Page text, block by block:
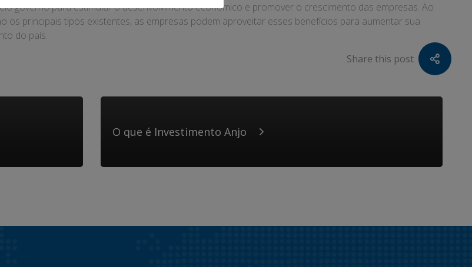
governo para estimular o desenvolvimento econômico e promover o crescimento das empresas. Ao
os principais tipos existentes, as empresas podem aproveitar esses benefícios para aumentar sua
do país.
Share this post
O que é Investimento Anjo